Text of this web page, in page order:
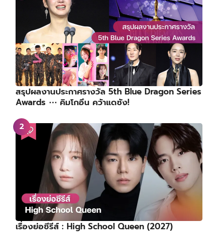
สรุปผลงานประกาศรางวัล 5th Blue Dragon Series
Awards ⋯ คิมโกอึน คว้าแดซัง!
เรื่องย่อซีรีส์ : High School Queen (2027)